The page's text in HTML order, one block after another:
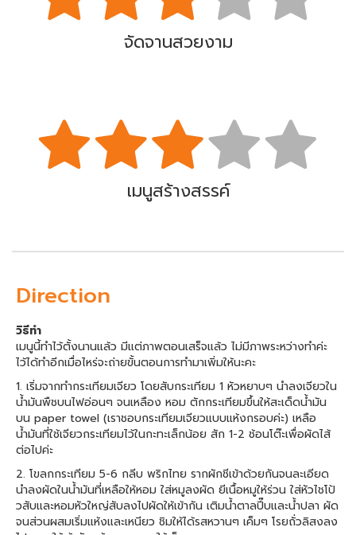
จัดจานสวยงาม
เมนูสร้างสรรค์
Direction
วิธีทำ
เมนูนี้ทำไว้ตั้งนานแล้ว มีแต่ภาพตอนเสร็จแล้ว ไม่มีภาพระหว่างทำค่ะ
ไว้ได้ทำอีกเมื่อไหร่จะถ่ายขั้นตอนการทำมาเพิ่มให้นะคะ
1. เริ่มจากทำกระเทียมเจียว โดยสับกระเทียม 1 หัวหยาบๆ นำลงเจียวใน
น้ำมันพืชบนไฟอ่อนๆ จนเหลือง หอม ตักกระเทียมขึ้นให้สะเด็ดน้ำมัน
บน paper towel (เราชอบกระเทียมเจียวแบบแห้งกรอบค่ะ) เหลือ
น้ำมันที่ใช้เจียวกระเทียมไว้ในกะทะเล็กน้อย สัก 1-2 ช้อนโต๊ะเพื่อผัดไส้
ต่อไปค่ะ
2. โขลกกระเทียม 5-6 กลีบ พริกไทย รากผักชีเข้าด้วยกันจนละเอียด
นำลงผัดในน้ำมันที่เหลือให้หอม ใส่หมูลงผัด ยีเนื้อหมูให้ร่วน ใส่หัวไชโป้
วสับและหอมหัวใหญ่สับลงไปผัดให้เข้ากัน เติมน้ำตาลปี๊บและน้ำปลา ผัด
จนส่วนผสมเริ่มแห้งและเหนียว ชิมให้ได้รสหวานๆ เค็มๆ โรยถั่วลิสงลง